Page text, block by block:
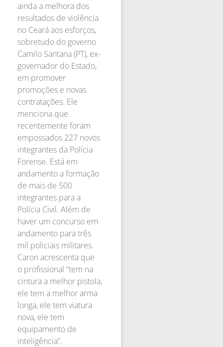
ainda a melhora dos
resultados de violência
no Ceará aos esforços,
sobretudo do governo
Camilo Santana (PT), ex-
governador do Estado,
em promover
promoções e novas
contratações. Ele
menciona que
recentemente foram
empossados 227 novos
integrantes da Polícia
Forense. Está em
andamento a formação
de mais de 500
integrantes para a
Polícia Civil. Além de
haver um concurso em
andamento para três
mil policiais militares.
Caron acrescenta que
o profissional “tem na
cintura a melhor pistola,
ele tem a melhor arma
longa, ele tem viatura
nova, ele tem
equipamento de
inteligência”.